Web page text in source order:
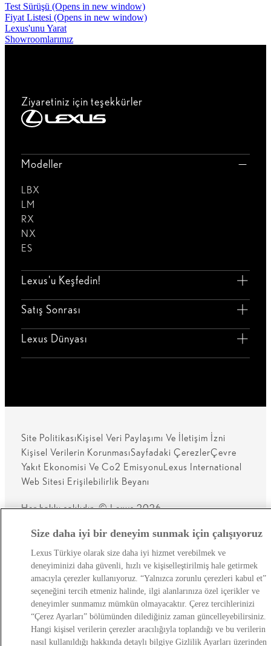
Test Sürüşü (Opens in new window)
Fiyat Listesi (Opens in new window)
Lexus'unu Yarat
Showroomlarımız
Ziyaretiniz için teşekkürler
Modeller
LBX
LM
RX
NX
ES
Lexus'u Keşfedin!
Satış Sonrası
Lexus Dünyası
Site Politikası Kişisel Veri Paylaşımı Ve İletişim İzni
Kişisel Verilerin KorunmasıSayfadaki ÇerezlerÇevre
Yakıt Ekonomisi Ve Co2 EmisyonuLexus International
Web Sitesi Erişilebilirlik Beyanı
Her hakkı saklıdır. © Lexus 2026
Size daha iyi bir deneyim sunmak için çalışıyoruz
Lexus Türkiye olarak size daha iyi hizmet verebilmek ve
deneyiminizi daha güvenli, hızlı ve kişiselleştirilmiş hale getirmek
amacıyla çerezler kullanıyoruz. “Yalnızca zorunlu çerezleri kabul et”
seçeneğini tercih etmeniz halinde, ilgi alanlarınıza özel içerikler ve
deneyimler sunmamız mümkün olmayacaktır. Çerez tercihlerinizi
“Çerez Ayarları” bölümünden dilediğiniz zaman güncelleyebilirsiniz.
Hangi kişisel verilerin çerezler aracılığıyla toplandığı ve bu verilerin
nasıl kullanıldığı hakkında detaylı bilgiye Gizlilik Ayarları üzerinden